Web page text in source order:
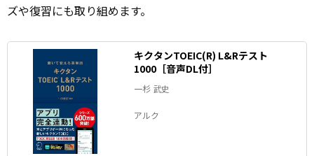
ズや復習にも取り組めます。
キクタンTOEIC(R) L&Rテスト
1000［音声DL付］
一杉 武史
アルク